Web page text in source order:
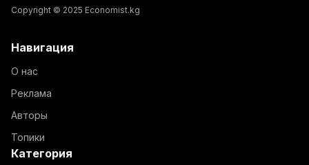
Copyright © 2025 Economist.kg
Навигация
О нас
Реклама
Авторы
Топики
Категория